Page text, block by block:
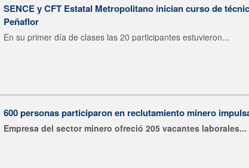
SENCE y CFT Estatal Metropolitano inician curso de
Peñaflor
En su primer día de clases las 20 participantes estuvieron...
600 personas participaron en reclutamiento minero
Empresa del sector minero ofreció 205 vacantes laborales...